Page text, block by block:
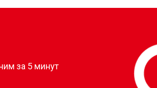
за 5 минут